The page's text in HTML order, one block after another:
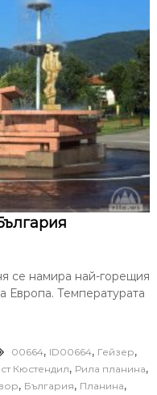
се намира най-горещия
Европа. Температурата
00664, ID00664, Гейзер,
Кюстендил, Рила планина,
, България, Планина,